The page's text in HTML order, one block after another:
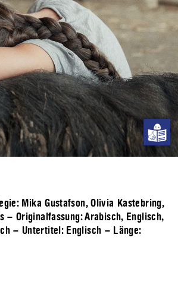
Mika Gustafson, Olivia Kastebring,
– Originalfassung: Arabisch, Englisch,
– Untertitel: Englisch – Länge: